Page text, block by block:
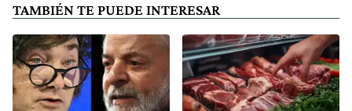
TAMBIÉN TE PUEDE INTERESAR